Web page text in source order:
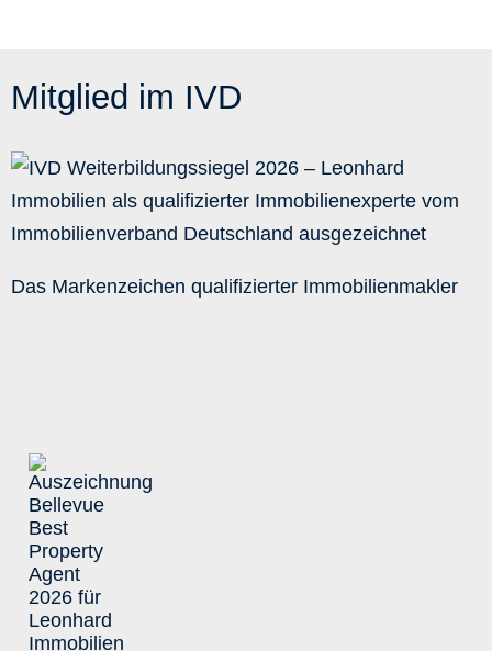
Mitglied im IVD
Das Markenzeichen qualifizierter Immobilienmakler